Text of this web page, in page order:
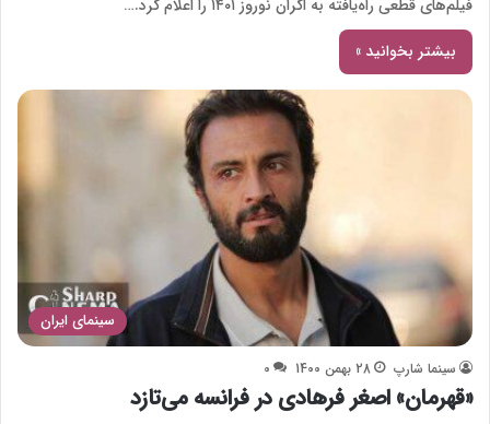
فیلم‌های قطعی راه‌یافته به اکران نوروز ۱۴۰۱ را اعلام کرد.…
بیشتر بخوانید »
سینمای ایران
سینما شارپ 28 بهمن 1400 0
«قهرمان» اصغر فرهادی در فرانسه می‌تازد